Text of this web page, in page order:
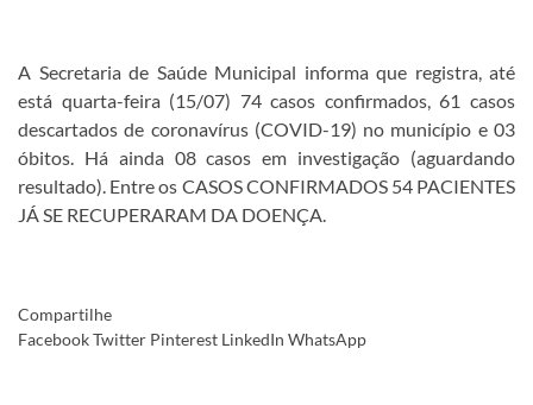
A Secretaria de Saúde Municipal informa que registra, até
está quarta-feira (15/07) 74 casos confirmados, 61 casos
descartados de coronavírus (COVID-19) no município e 03
óbitos. Há ainda 08 casos em investigação (aguardando
resultado). Entre os CASOS CONFIRMADOS 54 PACIENTES
JÁ SE RECUPERARAM DA DOENÇA.
Compartilhe
FacebookTwitter Pinterest LinkedIn WhatsApp